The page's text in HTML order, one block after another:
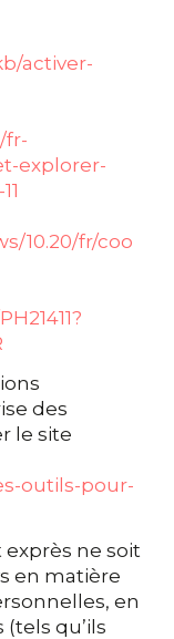
activer-
fr-
explorer-
10.20/fr/coo
des
le site
outils-pour-
ne soit
en matière
en
qu’ils